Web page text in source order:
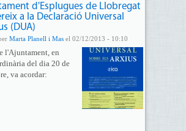
d'Esplugues de Llobregat
a la Declaració Universal
(DUA)
Marta Planell i Masel 02/12/2013 - 10:10
l'Ajuntament, en
del dia 20 de
va acordar: